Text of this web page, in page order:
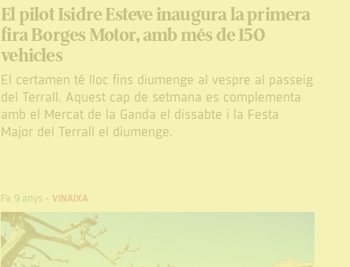
El pilot Isidre Esteve inaugura la primera
fira Borges Motor, amb més de 150
vehicles
El certamen té lloc fins diumenge al vespre al passeig
del Terrall. Aquest cap de setmana es complementa
amb el Mercat de la Ganda el dissabte i la Festa
Major del Terrall el diumenge.
Fa 9 anys - VINAIXA